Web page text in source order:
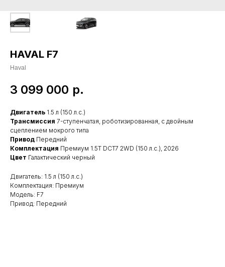
HAVAL F7
Haval
3 099 000 р.
Двигатель 1.5 л (150 л.с.)
Трансмиссия 7-ступенчатая, роботизированная, с двойным
сцеплением мокрого типа
Привод Передний
Комплектация Премиум 1.5T DCT7 2WD (150 л.с.), 2026
Цвет Галактический черный
Двигатель: 1.5 л (150 л.с.)
Комплектация: Премиум
Модель: F7
Привод: Передний